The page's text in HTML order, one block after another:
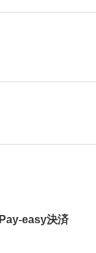
Pay-easy決済